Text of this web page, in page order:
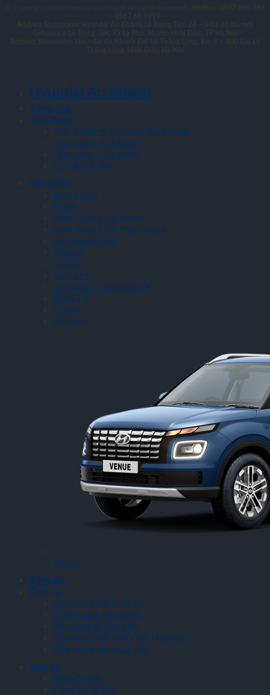
Hyundai An Khánh
Trang chủ
Giới thiệu
Giới thiệu về Hyundai An Khánh
Giới thiệu TC Motor
Tầm nhìn – Sứ mệnh
Cơ cấu tổ chức
Sản phẩm
New Creta
Creta
New Grand i10 sedan
New Grand i10 Hatchback
All new Accent
Elantra
Tucson
Santa Fe
Stargazer – Stargazer X
IONIQ 5
Custin
Palisade
Venue
Bảng giá
Dịch vụ
Chương trình dịch vụ
Chính sách bảo hành
Phụ tùng & Phụ kiện
Chương trình Hội Viên Hyundai
Ứng dụng Hyundai Me
Mua xe
Khuyến mãi
Đăng ký lái thử